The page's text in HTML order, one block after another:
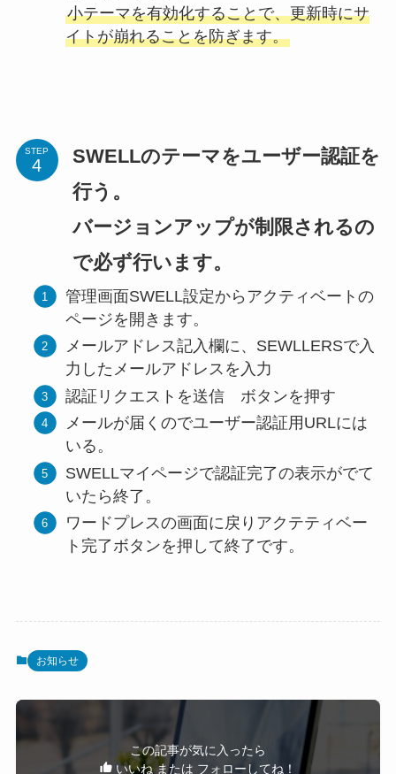
小テーマを有効化することで、更新時にサ
イトが崩れることを防ぎます。
STEP
SWELLのテーマをユーザー認証を
行う。
バージョンアップが制限されるの
で必ず行います。
管理画面SWELL設定からアクティベートの
ページを開きます。
メールアドレス記入欄に、SEWLLERSで入
力したメールアドレスを入力
認証リクエストを送信 ボタンを押す
メールが届くのでユーザー認証用URLには
いる。
SWELLマイページで認証完了の表示がでて
いたら終了。
ワードプレスの画面に戻りアクテティベー
ト完了ボタンを押して終了です。
お知らせ
この記事が気に入ったら
いいね または フォローしてね！